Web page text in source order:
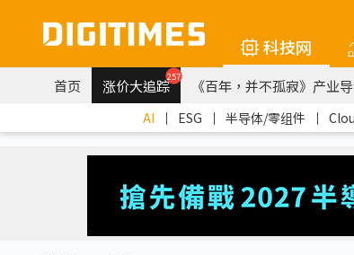
科技网
首页 涨价大追踪257 《百年，并不孤寂》产业
AI ｜ ESG ｜ 半导体/零组件 ｜